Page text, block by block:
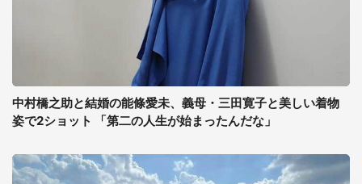
中村橋之助と結婚の能條愛未、義母・三田寛子と美しい着物
姿で2ショット 「第二の人生が始まったんだな」